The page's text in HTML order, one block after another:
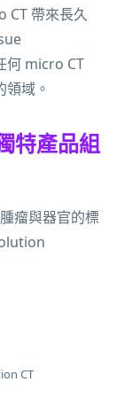
CT 帶來長久
何 micro CT
域。
特產品組
瘤與器官的標
CT